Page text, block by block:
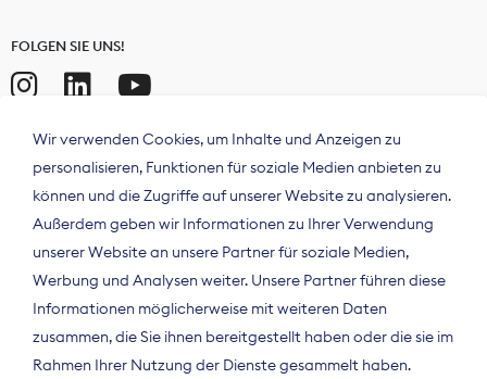
FOLGEN SIE UNS!
Der Bundesverband Digitalpublisher und
Wir verwenden Cookies, um Inhalte und Anzeigen zu
personalisieren, Funktionen für soziale Medien anbieten zu
können und die Zugriffe auf unserer Website zu analysieren.
Außerdem geben wir Informationen zu Ihrer Verwendung
unserer Website an unsere Partner für soziale Medien,
Werbung und Analysen weiter. Unsere Partner führen diese
Informationen möglicherweise mit weiteren Daten
zusammen, die Sie ihnen bereitgestellt haben oder die sie im
Rahmen Ihrer Nutzung der Dienste gesammelt haben.